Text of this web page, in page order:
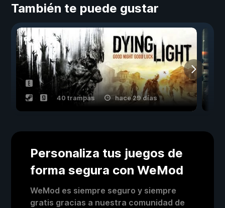
También te puede gustar
40 trampas hace 29 días
Personaliza tus juegos de
forma segura con WeMod
WeMod es siempre seguro y siempre
gratis gracias a nuestra comunidad de